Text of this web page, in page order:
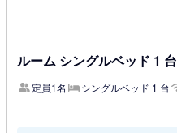
ルーム シングルベッド 1 台
定員1名 シングルベッド 1 台